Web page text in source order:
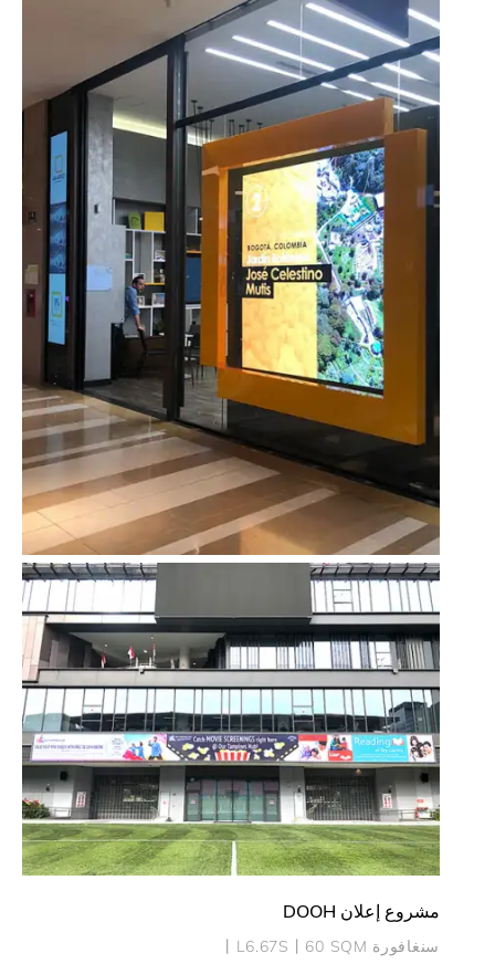
Bogota High End Shopping Mall AN2.9
Colombia 丨AN2.9丨4SQM
مشروع إعلان DOOH
سنغافورة 丨L6.67S丨60 SQM